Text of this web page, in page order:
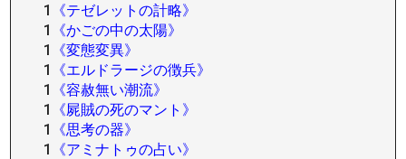
1
《テゼレットの計略》
1
《かごの中の太陽》
1
《変態変異》
1
《エルドラージの徴兵》
1
《容赦無い潮流》
1
《屍賊の死のマント》
1
《思考の器》
1
《アミナトゥの占い》